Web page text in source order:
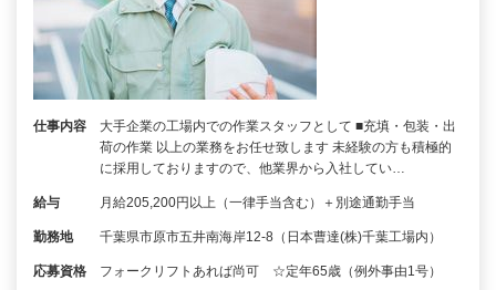
仕事内容
大手企業の工場内での作業スタッフとして ■充填・包装・出
荷の作業 以上の業務をお任せ致します 未経験の方も積極的
に採用しておりますので、他業界から入社してい…
給与 月給205,200円以上（一律手当含む）＋別途通勤手当
勤務地 千葉県市原市五井南海岸12-8（日本曹達(株)千葉工場内）
応募資格 フォークリフトあれば尚可 ☆定年65歳（例外事由1号）